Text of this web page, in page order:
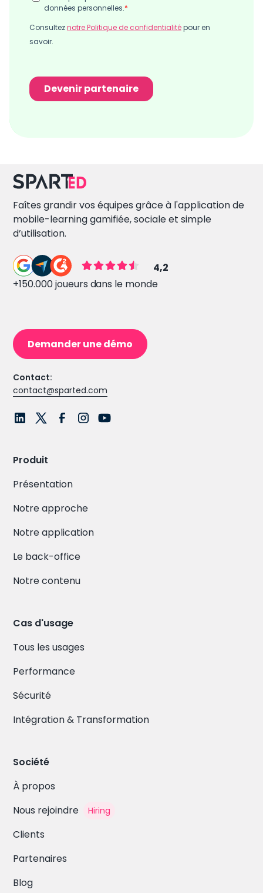
Faîtes grandir vos équipes grâce à l'application de
mobile-learning gamifiée, sociale et simple
d’utilisation.
4,2
+150.000 joueurs dans le monde
Demander une démo
Contact:
contact@sparted.com
Produit
Présentation
Notre approche
Notre application
Le back-office
Notre contenu
Cas d'usage
Tous les usages
Performance
Sécurité
Intégration & Transformation
Société
À propos
Nous rejoindre
Hiring
Clients
Partenaires
Blog